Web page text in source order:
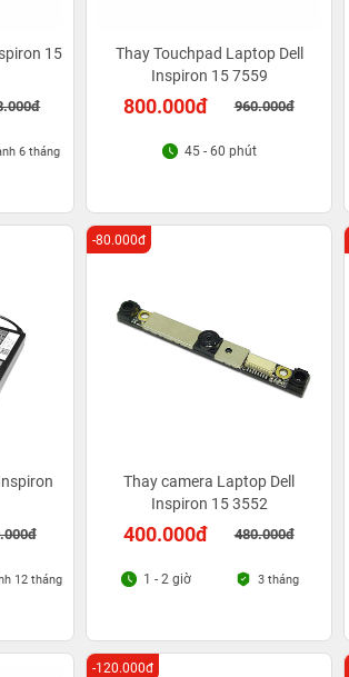
15
6 tháng
Thay Touchpad Laptop Dell
Inspiron 15 7559
800.000đ 960.000đ
45 - 60 phút
12 tháng
Thay camera Laptop Dell
Inspiron 15 3552
400.000đ 480.000đ
-80.000đ
1 - 2 giờ 3 tháng
-120.000đ